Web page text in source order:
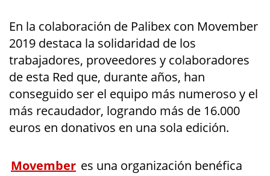
En la colaboración de Palibex con Movember
2019 destaca la solidaridad de los
trabajadores, proveedores y colaboradores
de esta Red que, durante años, han
conseguido ser el equipo más numeroso y el
más recaudador, logrando más de 16.000
euros en donativos en una sola edición.
Movember es una organización benéfica